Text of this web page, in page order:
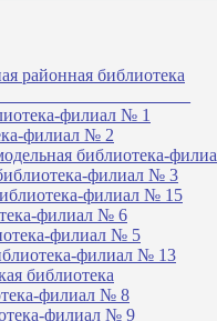
районная библиотека
филиал № 1
филиал № 2
библиотека-
филиал № 3
филиал № 15
филиал № 6
филиал № 5
филиал № 13
библиотека
филиал № 8
филиал № 9